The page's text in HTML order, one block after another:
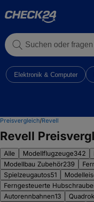
Suchen oder fragen
Elektronik & Computer
Preisvergleich/Revell
Revell
Alle Modellflugzeuge342
Modellbau Zubehör239
Spielzeugautos51
Ferngesteuerte
Autorennbahnen13